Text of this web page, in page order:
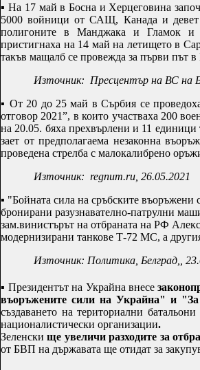
▪ На 17 май в Босна и Херцеговина
5000 войници от САЩ, Канада и
полигоните в Манджака и Гламок и
пристигнаха на 14 май на летището в
такъв мащалб се провежда за първи път
Източник: Пресцентър на ВС на
▪ От 20 до 25 май в Сърбия се
отговор 2021”, в които участваха 200
на 20.05. бяха прехвърлени и 11
зает от предполагаема незаконна
проведена стрелба с малокалибрено
Източник: regnum.ru , 26.05.2021
▪ "Бойната сила на сръбските
бронирани разузнавателно-патрулни
зам.винистърът на отбраната на РФ
модернизирани танкове Т-72 МС, а
Източник: Политика, Белград,,
▪ Президентът на Украйна внесе
въоръжените сили на Украйна" и "За
създаването на териториални
националистически организации.
Зеленскище увеличи разходите за
от БВП на държавата ще отидат за